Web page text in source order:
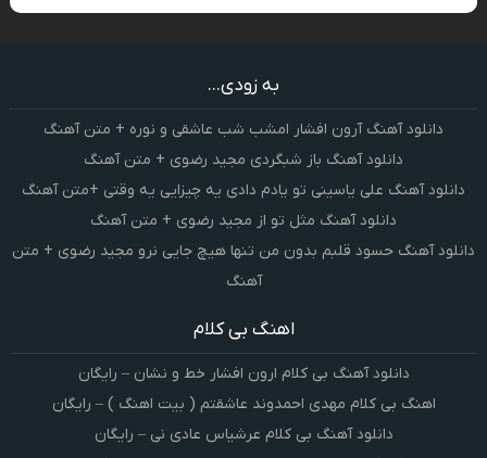
به زودی...
دانلود آهنگ آرون افشار امشب شب عاشقی و نوره + متن آهنگ
دانلود آهنگ باز شبگردی مجید رضوی + متن آهنگ
دانلود آهنگ علی یاسینی تو یادم دادی یه چیزایی یه وقتی +متن آهنگ
دانلود آهنگ مثل تو از مجید رضوی + متن آهنگ
دانلود آهنگ حسود قلبم بدون من تنها هیچ جایی نرو مجید رضوی + متن
آهنگ
اهنگ بی کلام
دانلود آهنگ بی کلام ارون افشار خط و نشان – رایگان
اهنگ بی کلام مهدی احمدوند عاشقتم ( بیت اهنگ ) – رایگان
دانلود آهنگ بی کلام عرشیاس عادی نی – رایگان